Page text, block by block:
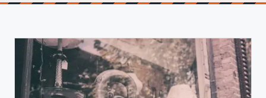
Yritys
Yhteystiedot